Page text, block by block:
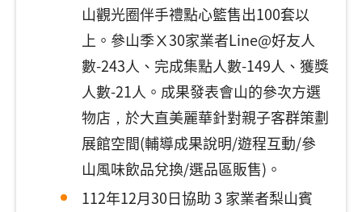
山觀光圈伴手禮點心籃售出100套以
上。參山季Ⅹ30家業者Line@好友人
數-243人、完成集點人數-149人、獲獎
人數-21人。成果發表會山的參次方選
物店，於大直美麗華針對親子客群策劃
展館空間(輔導成果說明/遊程互動/參
山風味飲品兌換/選品區販售)。
112年12月30日協助 3 家業者梨山賓